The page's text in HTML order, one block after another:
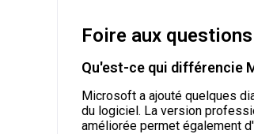
Foire aux
Qu'est-ce qui différencie
Microsoft a ajouté quelques
du logiciel. La version
améliorée permet également